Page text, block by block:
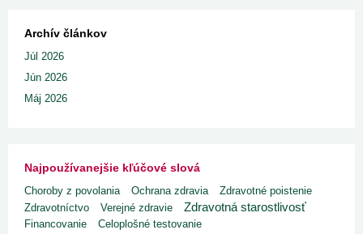
Archív článkov
Júl 2026
Jún 2026
Máj 2026
Najpoužívanejšie kľúčové slová
Choroby z povolania Ochrana zdravia
Zdravotné poistenie
Zdravotníctvo
Verejné zdravie Zdravotná starostlivosť
Financovanie
Celoplošné testovanie